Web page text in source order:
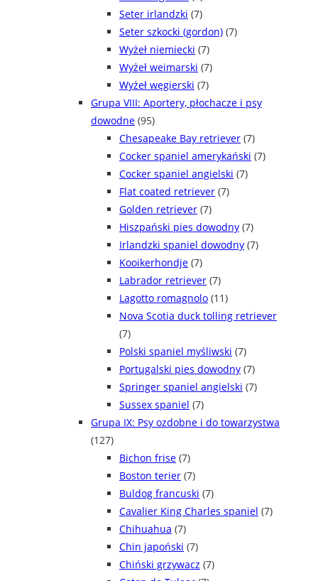
Seter irlandzki (7)
Seter szkocki (gordon) (7)
Wyżeł niemiecki (7)
Wyżeł weimarski (7)
Wyżeł węgierski (7)
Grupa VIII: Aportery, płochacze i psy
dowodne (95)
Chesapeake Bay retriever (7)
Cocker spaniel amerykański (7)
Cocker spaniel angielski (7)
Flat coated retriever (7)
Golden retriever (7)
Hiszpański pies dowodny (7)
Irlandzki spaniel dowodny (7)
Kooikerhondje (7)
Labrador retriever (7)
Lagotto romagnolo (11)
Nova Scotia duck tolling retriever
(7)
Polski spaniel myśliwski (7)
Portugalski pies dowodny (7)
Springer spaniel angielski (7)
Sussex spaniel (7)
Grupa IX: Psy ozdobne i do towarzystwa
(127)
Bichon frise (7)
Boston terier (7)
Buldog francuski (7)
Cavalier King Charles spaniel (7)
Chihuahua (7)
Chin japoński (7)
Chiński grzywacz (7)